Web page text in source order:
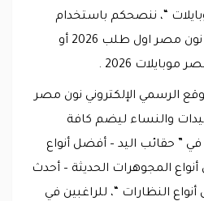
“، ننصحكم باستخدام
أحدث برومو كود خصم نون مصر اول طلب 2026 أو
2026 .
الرسمي الإلكتروني نون مصر
والنساء ليضم كافة
في ” حقائب اليد – أفضل أنواع
أنواع المجوهرات الحديثة – أحدث
أنواع النظارات “، للراغبين في